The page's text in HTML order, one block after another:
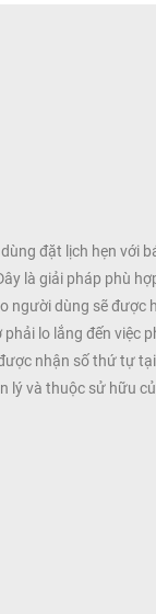
đặt lịch hẹn với
là giải pháp phù
người dùng sẽ được
lo lắng đến việc
nhận số thứ tự
lý và thuộc sử hữu